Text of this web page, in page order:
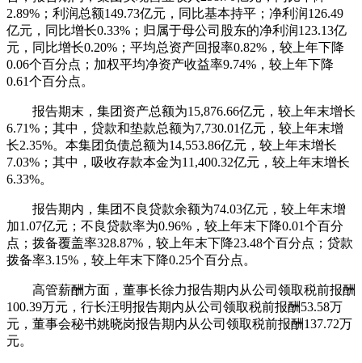
2.89%；利润总额149.73亿元，同比基本持平；净利润126.49
亿元，同比增长0.33%；归属于母公司股东的净利润123.13亿
元，同比增长0.20%；平均总资产回报率0.82%，较上年下降
0.06个百分点；加权平均净资产收益率9.74%，较上年下降
0.61个百分点。
报告期末，集团资产总额为15,876.66亿元，较上年末增长
6.71%；其中，贷款和垫款总额为7,730.01亿元，较上年末增
长2.35%。本集团负债总额为14,553.86亿元，较上年末增长
7.03%；其中，吸收存款本金为11,400.32亿元，较上年末增长
6.33%。
报告期内，集团不良贷款余额为74.03亿元，较上年末增
加1.07亿元；不良贷款率为0.96%，较上年末下降0.01个百分
点；拨备覆盖率328.87%，较上年末下降23.48个百分点；贷款
拨备率3.15%，较上年末下降0.25个百分点。
高管薪酬方面，董事长徐力报告期内从公司领取税前报酬
100.39万元，行长汪明报告期内从公司领取税前报酬53.58万
元，董事会秘书姚晓岗报告期内从公司领取税前报酬137.72万
元。